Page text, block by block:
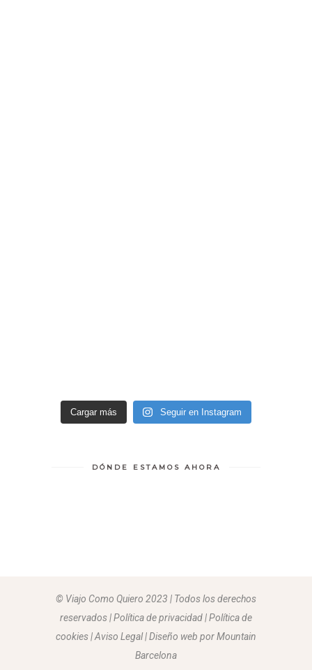
Cargar más Seguir en Instagram
DÓNDE ESTAMOS AHORA
© Viajo Como Quiero 2023 | Todos los derechos
reservados | Política de privacidad | Política de
cookies | Aviso Legal |Diseño web por Mountain
Barcelona